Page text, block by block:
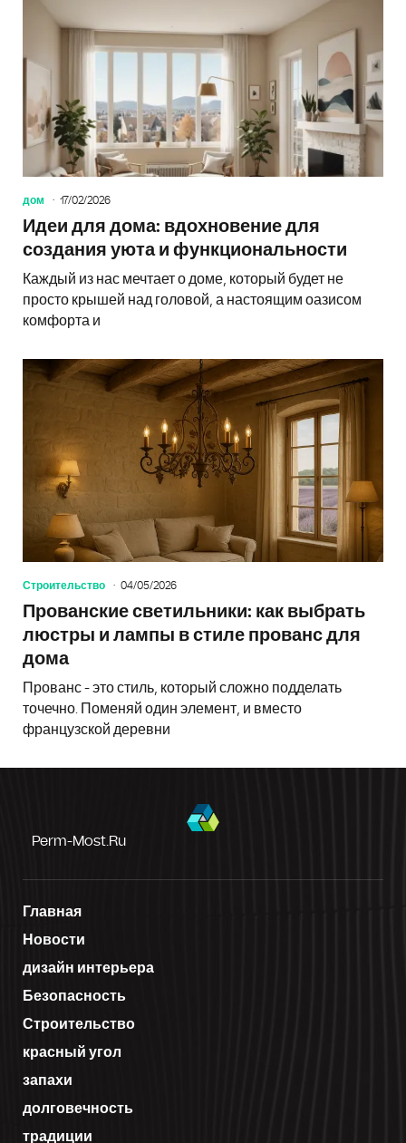
дом 17/02/2026
Идеи для дома: вдохновение для
создания уюта и функциональности
Каждый из нас мечтает о доме, который будет не
просто крышей над головой, а настоящим оазисом
комфорта и
Строительство 04/05/2026
Прованские светильники: как выбрать
люстры и лампы в стиле прованс для
дома
Прованс - это стиль, который сложно подделать
точечно. Поменяй один элемент, и вместо
французской деревни
Perm-Most.ru
Главная
Новости
дизайн интерьера
Безопасность
Строительство
красный угол
запахи
долговечность
традиции